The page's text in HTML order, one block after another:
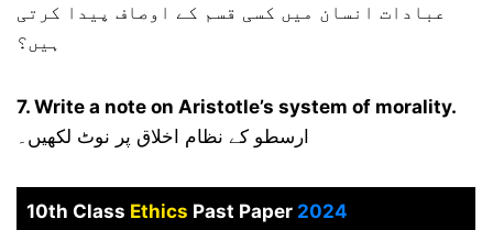
عبادات انسان میں کسی قسم کے اوصاف پیدا کرتی
ہیں؟
7. Write a note on Aristotle’s system of morality.
ارسطو کے نظام اخلاق پر نوٹ لکھیں۔
10th Class Ethics Past Paper2024